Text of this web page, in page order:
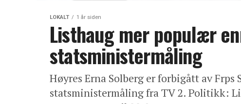
LOKALT 1 år siden
Listhaug mer populær
statsministermåling
Høyres Erna Solberg er forbigått av
statsministermåling fra TV 2. Politikk: